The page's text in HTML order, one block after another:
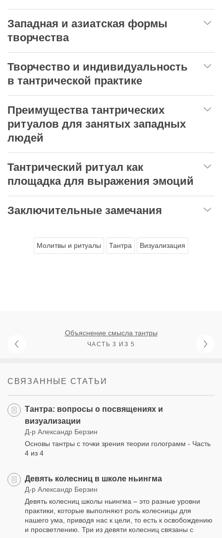
Западная и азиатская формы
творчества
Творчество и индивидуальность
в тантрической практике
Преимущества тантрических
ритуалов для занятых западных
людей
Тантрический ритуал как
площадка для выражения эмоций
Заключительные замечания
Молитвы и ритуалы Тантра Визуализация
Объяснение смысла тантры
ЧАСТЬ 3 ИЗ 5
СВЯЗАННЫЕ СТАТЬИ
Тантра: вопросы о посвящениях и
визуализации
Д-р Александр Берзин
Основы тантры с точки зрения теории голограмм - Часть
4 из 4
Девять колесниц в школе ньингма
Д-р Александр Берзин
Девять колесниц школы ньингма – это разные уровни
практики, которые выполняют роль колесницы для
нашего ума, приводя нас к цели, то есть к освобождению
и просветлению. Три из девяти колесниц связаны с